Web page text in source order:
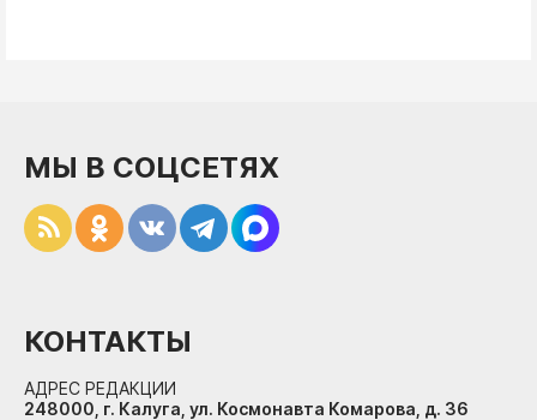
МЫ В СОЦСЕТЯХ
КОНТАКТЫ
АДРЕС РЕДАКЦИИ
248000, г. Калуга, ул. Космонавта Комарова, д. 36